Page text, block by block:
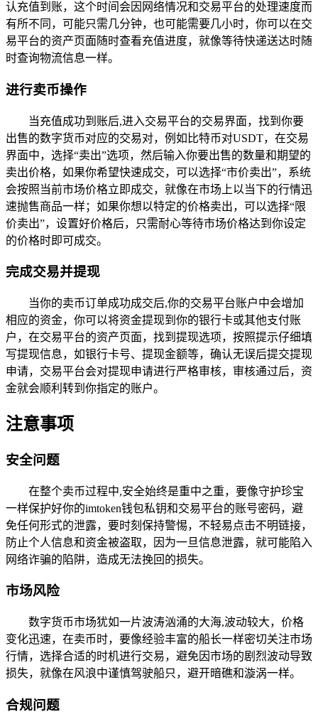
认充值到账，这个时间会因网络情况和交易平台的处理速度而
有所不同，可能只需几分钟，也可能需要几小时，你可以在交
易平台的资产页面随时查看充值进度，就像等待快递送达时随
时查询物流信息一样。
进行卖币操作
当充值成功到账后,进入交易平台的交易界面，找到你要
出售的数字货币对应的交易对，例如比特币对USDT，在交易
界面中，选择“卖出”选项，然后输入你要出售的数量和期望的
卖出价格，如果你希望快速成交，可以选择“市价卖出”，系统
会按照当前市场价格立即成交，就像在市场上以当下的行情迅
速抛售商品一样；如果你想以特定的价格卖出，可以选择“限
价卖出”，设置好价格后，只需耐心等待市场价格达到你设定
的价格时即可成交。
完成交易并提现
当你的卖币订单成功成交后,你的交易平台账户中会增加
相应的资金，你可以将资金提现到你的银行卡或其他支付账
户，在交易平台的资产页面，找到提现选项，按照提示仔细填
写提现信息，如银行卡号、提现金额等，确认无误后提交提现
申请，交易平台会对提现申请进行严格审核，审核通过后，资
金就会顺利转到你指定的账户。
注意事项
安全问题
在整个卖币过程中,安全始终是重中之重，要像守护珍宝
一样保护好你的imtoken钱包私钥和交易平台的账号密码，避
免任何形式的泄露，要时刻保持警惕，不轻易点击不明链接，
防止个人信息和资金被盗取，因为一旦信息泄露，就可能陷入
网络诈骗的陷阱，造成无法挽回的损失。
市场风险
数字货币市场犹如一片波涛汹涌的大海,波动较大，价格
变化迅速，在卖币时，要像经验丰富的船长一样密切关注市场
行情，选择合适的时机进行交易，避免因市场的剧烈波动导致
损失，就像在风浪中谨慎驾驶船只，避开暗礁和漩涡一样。
合规问题